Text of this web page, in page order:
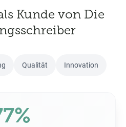
Kunde von Die
Qualität Innovation